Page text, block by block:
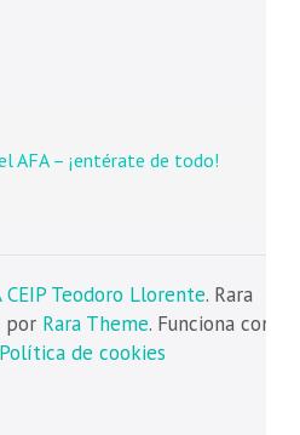
AFA – ¡entérate de todo!
CEIP Teodoro Llorente. Rara
por Rara Theme. Funciona con
Política de cookies